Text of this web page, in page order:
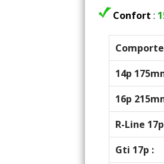
Confort :
14p
16p
R-Line
Gti 17p :